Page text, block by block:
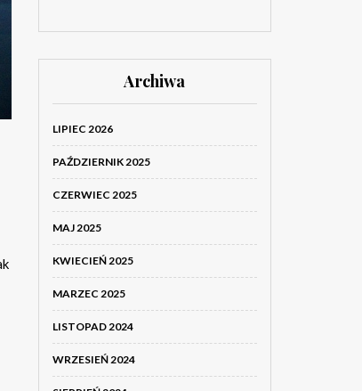
Archiwa
LIPIEC 2026
PAŹDZIERNIK 2025
CZERWIEC 2025
MAJ 2025
KWIECIEŃ 2025
MARZEC 2025
LISTOPAD 2024
WRZESIEŃ 2024